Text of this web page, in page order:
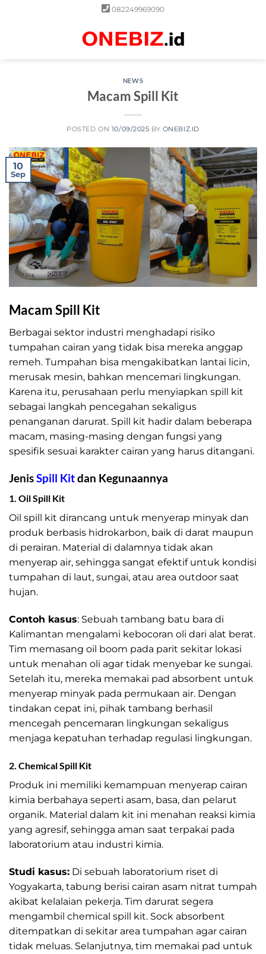
082249969090
NEWS
Macam Spill Kit
POSTED ON 10/09/2025 BY ONEBIZ.ID
10
Sep
Macam Spill Kit
Berbagai sektor industri menghadapi risiko
tumpahan cairan yang tidak bisa mereka anggap
remeh. Tumpahan bisa mengakibatkan lantai licin,
merusak mesin, bahkan mencemari lingkungan.
Karena itu, perusahaan perlu menyiapkan spill kit
sebagai langkah pencegahan sekaligus
penanganan darurat. Spill kit hadir dalam beberapa
macam, masing-masing dengan fungsi yang
spesifik sesuai karakter cairan yang harus ditangani.
JenisSpill Kitdan Kegunaannya
1. Oil Spill Kit
Oil spill kit dirancang untuk menyerap minyak dan
produk berbasis hidrokarbon, baik di darat maupun
di perairan. Material di dalamnya tidak akan
menyerap air, sehingga sangat efektif untuk kondisi
tumpahan di laut, sungai, atau area outdoor saat
hujan.
Contoh kasus: Sebuah tambang batu bara di
Kalimantan mengalami kebocoran oli dari alat berat.
Tim memasang oil boom pada parit sekitar lokasi
untuk menahan oli agar tidak menyebar ke sungai.
Setelah itu, mereka memakai pad absorbent untuk
menyerap minyak pada permukaan air. Dengan
tindakan cepat ini, pihak tambang berhasil
mencegah pencemaran lingkungan sekaligus
menjaga kepatuhan terhadap regulasi lingkungan.
2. Chemical Spill Kit
Produk ini memiliki kemampuan menyerap cairan
kimia berbahaya seperti asam, basa, dan pelarut
organik. Material dalam kit ini menahan reaksi kimia
yang agresif, sehingga aman saat terpakai pada
laboratorium atau industri kimia.
Studi kasus: Di sebuah laboratorium riset di
Yogyakarta, tabung berisi cairan asam nitrat tumpah
akibat kelalaian pekerja. Tim darurat segera
mengambil chemical spill kit. Sock absorbent
ditempatkan di sekitar area tumpahan agar cairan
tidak meluas. Selanjutnya, tim memakai pad untuk